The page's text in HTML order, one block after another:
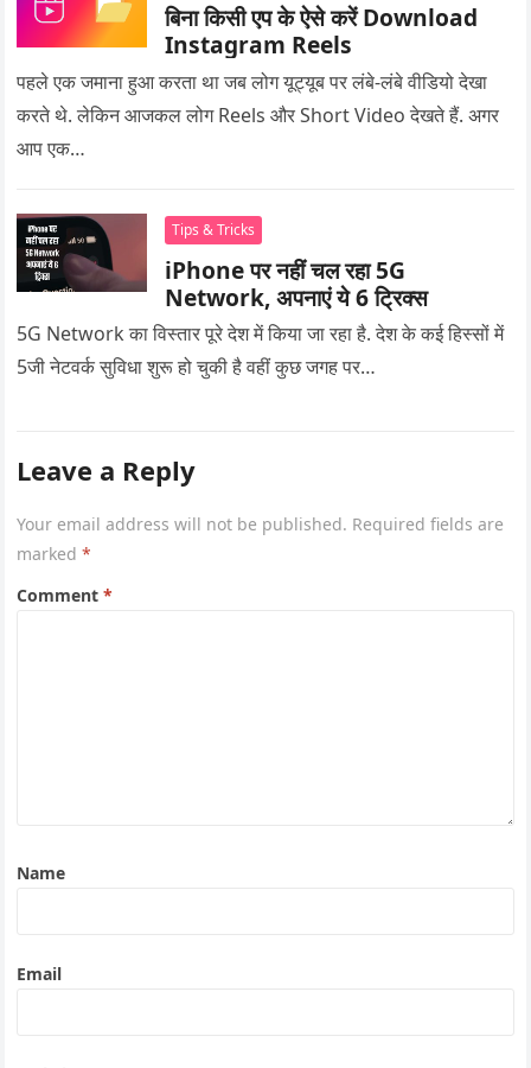
बिना किसी एप के ऐसे करें Download
Instagram Reels
पहले एक जमाना हुआ करता था जब लोग यूट्यूब पर लंबे-लंबे वीडियो देखा
करते थे. लेकिन आजकल लोग Reels और Short Video देखते हैं. अगर
आप एक…
Tips & Tricks
iPhone पर नहीं चल रहा 5G
Network, अपनाएं ये 6 ट्रिक्स
5G Network का विस्तार पूरे देश में किया जा रहा है. देश के कई हिस्सों में
5जी नेटवर्क सुविधा शुरू हो चुकी है वहीं कुछ जगह पर…
Leave a Reply
Your email address will not be published. Required fields are
marked*
Comment*
Name
Email